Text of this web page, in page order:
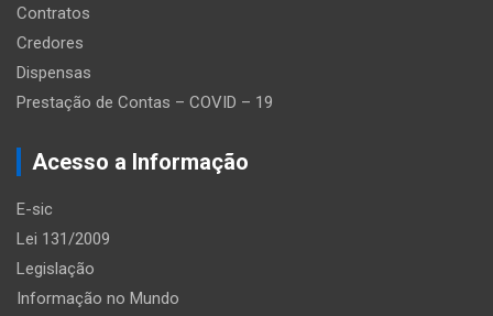
Contratos
Credores
Dispensas
Prestação de Contas – COVID – 19
Acesso a Informação
E-sic
Lei 131/2009
Legislação
Informação no Mundo